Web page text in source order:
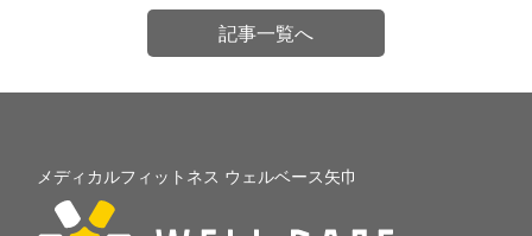
記事一覧へ
メディカルフィットネス ウェルベース矢巾